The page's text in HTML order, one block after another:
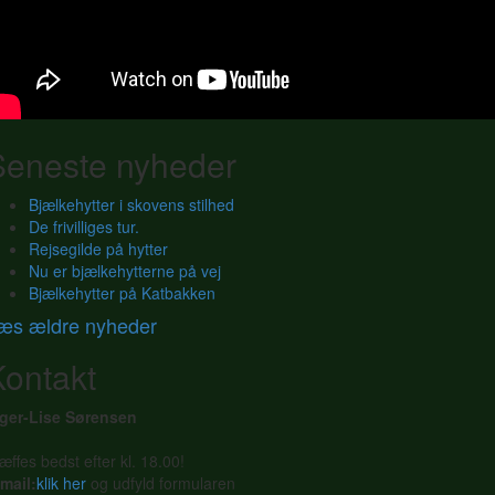
nyheder
Bjælkehytter i skovens stilhed
De frivilliges tur.
Rejsegilde på hytter
Nu er bjælkehytterne på vej
Bjælkehytter på Katbakken
ældre nyheder
Lise Sørensen
bedst efter kl. 18.00!
klik her og udfyld formularen